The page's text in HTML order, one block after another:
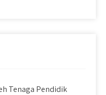
Tenaga Pendidik